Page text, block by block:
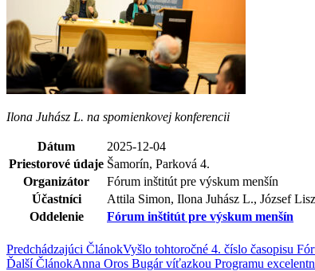
Ilona Juhász L. na spomienkovej konferencii
Dátum
2025-12-04
Priestorové údaje Šamorín, Parková 4.
Organizátor
Fórum inštitút pre výskum menšín
Účastníci
Attila Simon, Ilona Juhász L., József
Oddelenie
Fórum inštitút pre výskum menšín
Predchádzajúci ČlánokVyšlo tohtoročné 4. číslo časopisu
Ďalší ČlánokAnna Oros Bugár víťazkou Programu